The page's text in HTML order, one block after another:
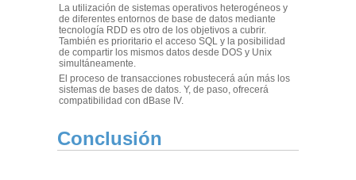
La utilización de sistemas operativos heterogéneos y
de diferentes entornos de base de datos mediante
tecnología RDD es otro de los objetivos a cubrir.
También es prioritario el acceso SQL y la posibilidad
de compartir los mismos datos desde DOS y Unix
simultáneamente.
El proceso de transacciones robustecerá aún más los
sistemas de bases de datos. Y, de paso, ofrecerá
compatibilidad con dBase IV.
Conclusión